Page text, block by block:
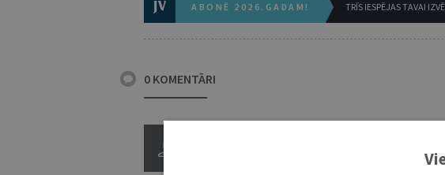
ABONĒ 2026.GADAM! TRĪS IESPĒJAS TAVAI
0 KOMENTĀRI